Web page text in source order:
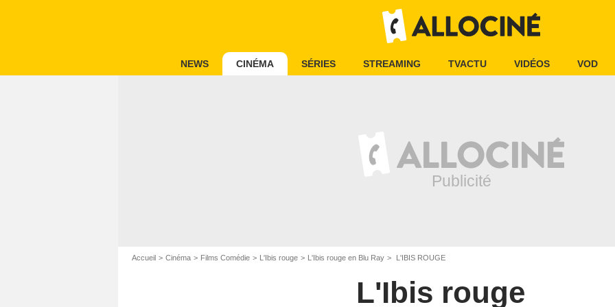
NEWS CINÉMA SÉRIES STREAMING TVACTU VIDÉOS VOD
Accueil Cinéma Films Comédie L'Ibis rouge L'Ibis rouge en Blu Ray L'IBIS ROUGE
L'Ibis rouge